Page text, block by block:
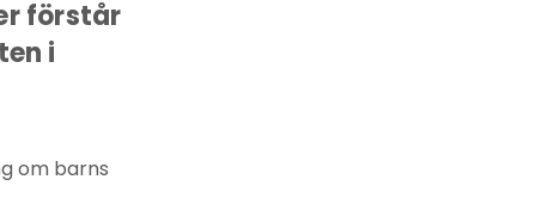
förstår
i
om barns